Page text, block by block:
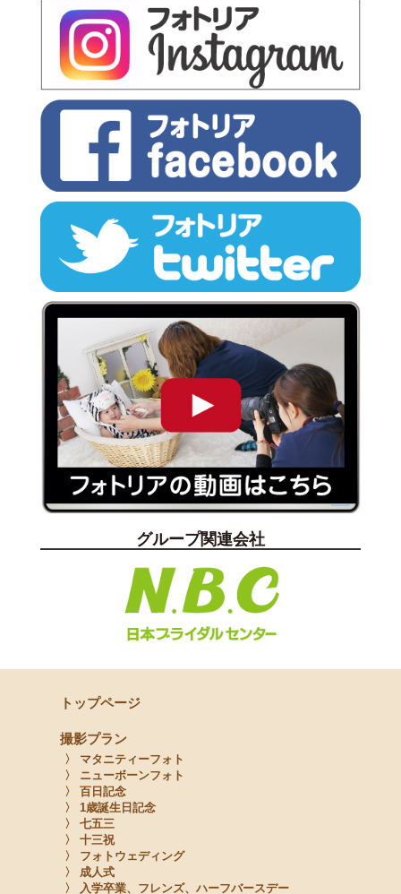
グループ関連会社
トップページ
撮影プラン
〉 マタニティーフォト
〉 ニューボーンフォト
〉 百日記念
〉 1歳誕生日記念
〉 七五三
〉 十三祝
〉 フォトウェディング
〉 成人式
〉 入学卒業、フレンズ、ハーフバースデー